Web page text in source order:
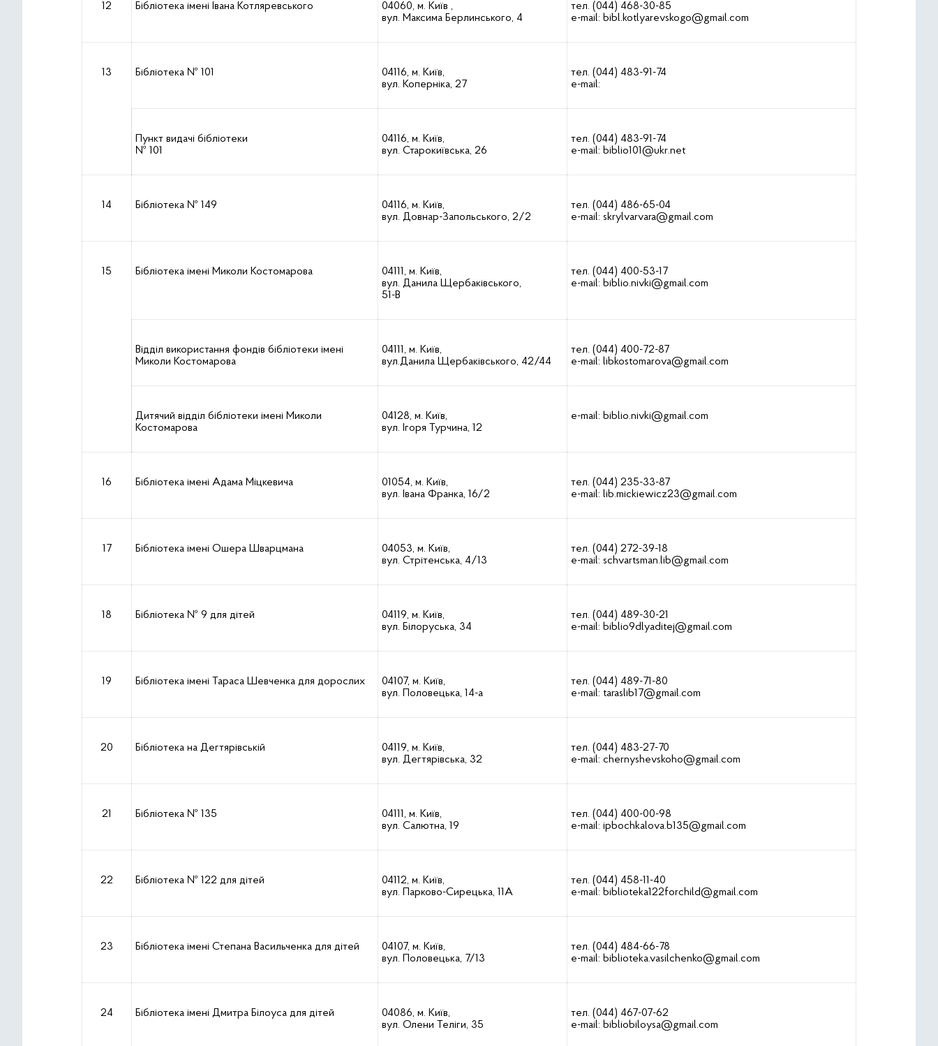
12 Бібліотека імені Івана Котляревського
04060, м. Київ ,
вул. Максима Берлинського, 4
тел. (044) 468-30-85
e-mail: bibl.kotlyarevskogo@gmail.com
13 Бібліотека № 101
04116, м. Київ,
вул. Коперніка, 27
тел. (044) 483-91-74
e-mail:
Пункт видачі бібліотеки
№ 101
04116, м. Київ,
вул. Старокиївська, 26
тел. (044) 483-91-74
e-mail: biblio101@ukr.net
14 Бібліотека № 149
04116, м. Київ,
вул. Довнар-Запольського, 2/2
тел. (044) 486-65-04
e-mail: skrylvarvara@gmail.com
15 Бібліотека імені Миколи Костомарова
04111, м. Київ,
вул. Данила Щербаківського,
51-В
тел. (044) 400-53-17
e-mail: biblio.nivki@gmail.com
Відділ використання фондів бібліотеки імені
Миколи Костомарова
04111, м. Київ,
вул.Данила Щербаківського, 42/44
тел. (044) 400-72-87
e-mail: libkostomarova@gmail.com
Дитячий відділ бібліотеки імені Миколи
Костомарова
04128, м. Київ,
вул. Ігоря Турчина, 12
e-mail: biblio.nivki@gmail.com
16 Бібліотека імені Адама Міцкевича
01054, м. Київ,
вул. Івана Франка, 16/2
тел. (044) 235-33-87
e-mail: lib.mickiewicz23@gmail.com
17 Бібліотека імені Ошера Шварцмана
04053, м. Київ,
вул. Стрітенська, 4/13
тел. (044) 272-39-18
e-mail: schvartsman.lib@gmail.com
18 Бібліотека № 9 для дітей
04119, м. Київ,
вул. Білоруська, 34
тел. (044) 489-30-21
e-mail: biblio9dlyaditej@gmail.com
19 Бібліотека імені Тараса Шевченка для дорослих
04107, м. Київ,
вул. Половецька, 14-а
тел. (044) 489-71-80
e-mail: taraslib17@gmail.com
20 Бібліотека на Дегтярівській
04119, м. Київ,
вул. Дегтярівська, 32
тел. (044) 483-27-70
e-mail: chernyshevskoho@gmail.com
21 Бібліотека № 135
04111, м. Київ,
вул. Салютна, 19
тел. (044) 400-00-98
e-mail: іpbochkalova.b135@gmail.com
22 Бібліотека № 122 для дітей
04112, м. Київ,
вул. Парково-Сирецька, 11А
тел. (044) 458-11-40
e-mail: biblioteka122forchild@gmail.com
23 Бібліотека імені Степана Васильченка для дітей
04107, м. Київ,
вул. Половецька, 7/13
тел. (044) 484-66-78
e-mail: biblioteka.vasilchenko@gmail.com
24 Бібліотека імені Дмитра Білоуса для дітей
04086, м. Київ,
вул. Олени Теліги, 35
тел. (044) 467-07-62
e-mail: bibliobiloysa@gmail.com